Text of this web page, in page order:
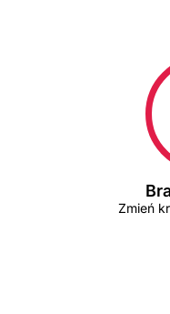
Zmień